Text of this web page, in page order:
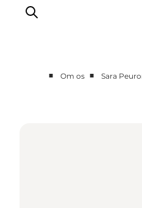
■ Om os ■ Sara